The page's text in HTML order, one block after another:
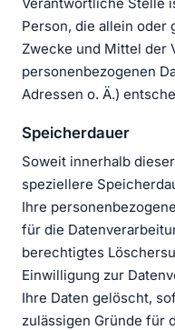
Person, die allein oder
Zwecke und Mittel der
personenbezogenen
Adressen o. Ä.)
Speicherdauer
Soweit innerhalb
speziellere
Ihre
für die
berechtigtes
Einwilligung zur
Ihre Daten gelöscht,
zulässigen Gründe für